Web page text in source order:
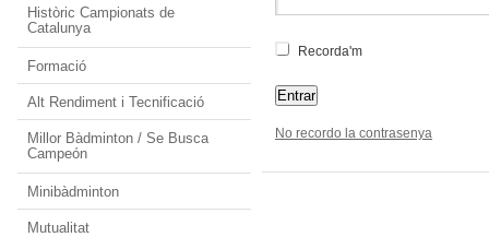
Històric Campionats de
Catalunya
Formació
Alt Rendiment i Tecnificació
Millor Bàdminton / Se Busca
Campeón
Minibàdminton
Mutualitat
Recorda'm
No recordo la contrasenya